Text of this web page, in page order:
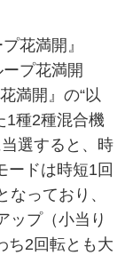
花満開』
プ花満開
満開』の“以
1種2種混合機
選すると、時
ードは時短1回
なっており、
ップ（小当り
ち2回転とも大